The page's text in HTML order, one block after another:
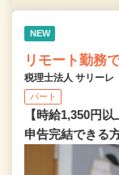
NEW
リモート勤務
税理士法人 サリーレ
パート
【時給1,350円
申告完結できる